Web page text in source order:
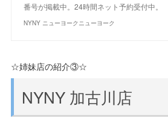
番号が掲載中。24時間ネット予約受付中。
NYNY ニューヨークニューヨーク
☆姉妹店の紹介③☆
NYNY 加古川店